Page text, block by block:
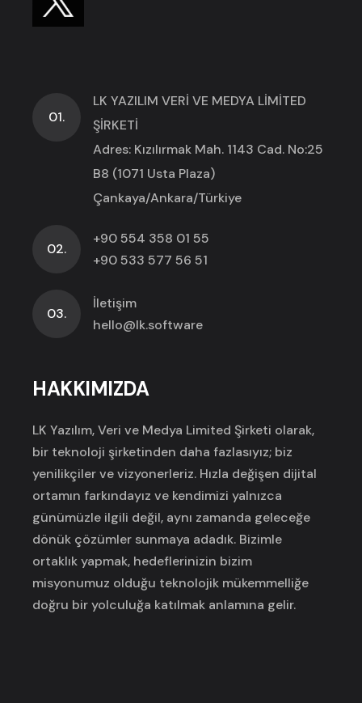
01.
LK YAZILIM VERİ VE MEDYA LİMİTED
ŞİRKETİ
Adres: Kızılırmak Mah. 1143 Cad. No:25
B8 (1071 Usta Plaza)
Çankaya/Ankara/Türkiye
02.
+90 554 358 01 55
+90 533 577 56 51
03.
İletişim
hello@lk.software
HAKKIMIZDA
LK Yazılım, Veri ve Medya Limited Şirketi olarak,
bir teknoloji şirketinden daha fazlasıyız; biz
yenilikçiler ve vizyonerleriz. Hızla değişen dijital
ortamın farkındayız ve kendimizi yalnızca
günümüzle ilgili değil, aynı zamanda geleceğe
dönük çözümler sunmaya adadık. Bizimle
ortaklık yapmak, hedeflerinizin bizim
misyonumuz olduğu teknolojik mükemmelliğe
doğru bir yolculuğa katılmak anlamına gelir.